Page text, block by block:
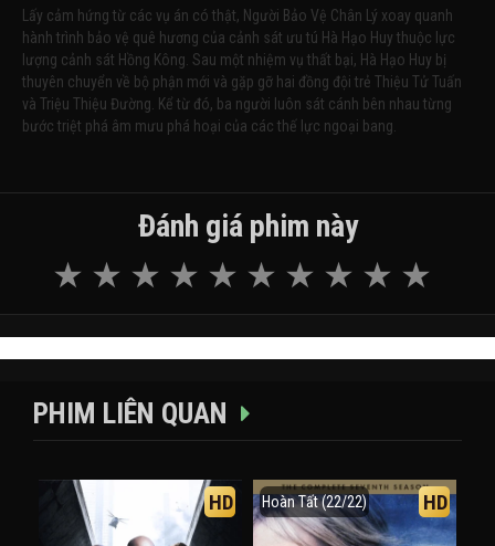
Lấy cảm hứng từ các vụ án có thật, Người Bảo Vệ Chân Lý xoay quanh
hành trình bảo vệ quê hương của cảnh sát ưu tú Hà Hạo Huy thuộc lực
lượng cảnh sát Hồng Kông. Sau một nhiệm vụ thất bại, Hà Hạo Huy bị
thuyên chuyển về bộ phận mới và gặp gỡ hai đồng đội trẻ Thiệu Tử Tuấn
và Triệu Thiệu Đường. Kể từ đó, ba người luôn sát cánh bên nhau từng
bước triệt phá âm mưu phá hoại của các thế lực ngoại bang.
Đánh giá phim này
PHIM LIÊN QUAN
HD Hoàn Tất (22/22) HD